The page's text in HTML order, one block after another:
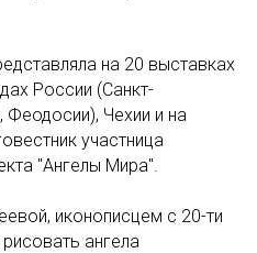
на 20 выставках
России (Санкт-
Феодосии), Чехии и на
участница
"Ангелы Мира".
иконописцем с 20-ти
ангела